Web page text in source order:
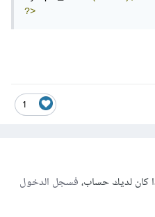
?>
1
كان لديك حساب،فسجل الدخول